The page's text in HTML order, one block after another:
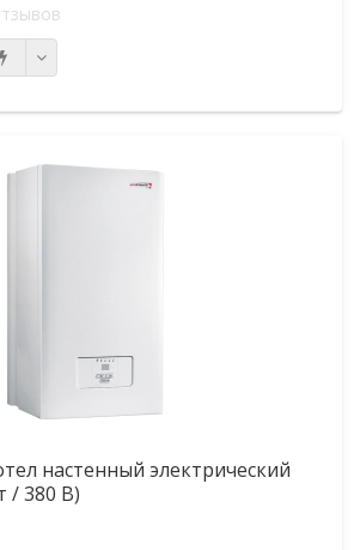
настенный электрический
/ 380 В)